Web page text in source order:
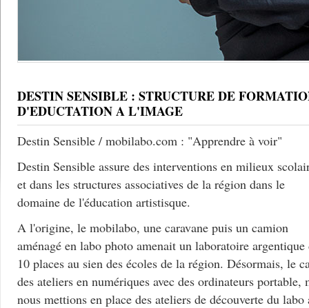
DESTIN SENSIBLE : STRUCTURE DE
D'EDUCTATION A L'IMAGE
Destin Sensible / mobilabo.com : "Apprendre à voir"
Destin Sensible assure des interventions en milieux
et dans les structures associatives de la région dans le
domaine de l'éducation artistisque.
A l'origine, le mobilabo, une caravane puis un camion
aménagé en labo photo amenait un laboratoire argentique
10 places au sien des écoles de la région. Désormais, le
des ateliers en numériques avec des ordinateurs
nous mettions en place des ateliers de découverte du labo